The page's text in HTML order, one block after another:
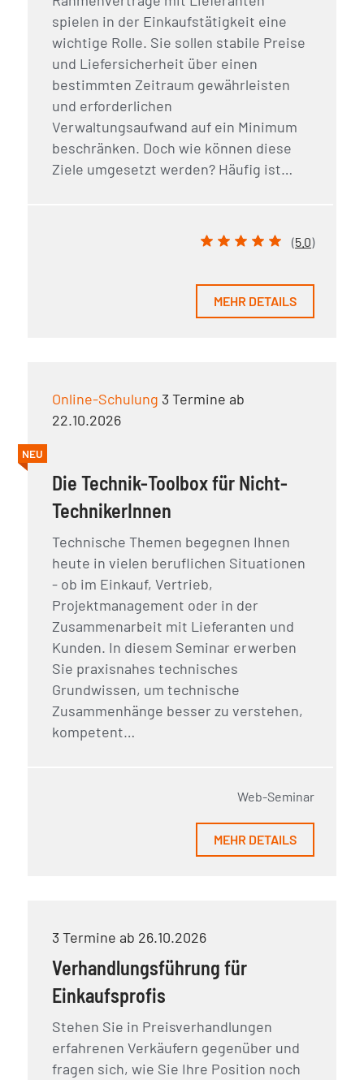
spielen in der Einkaufstätigkeit eine
wichtige Rolle. Sie sollen stabile Preise
und Liefersicherheit über einen
bestimmten Zeitraum gewährleisten
und erforderlichen
Verwaltungsaufwand auf ein Minimum
beschränken. Doch wie können diese
Ziele umgesetzt werden? Häufig ist…
(5.0)
MEHR DETAILS
Online-Schulung 3 Termine ab
22.10.2026
NEU
Die Technik-Toolbox für Nicht-
TechnikerInnen
Technische Themen begegnen Ihnen
heute in vielen beruflichen Situationen
- ob im Einkauf, Vertrieb,
Projektmanagement oder in der
Zusammenarbeit mit Lieferanten und
Kunden. In diesem Seminar erwerben
Sie praxisnahes technisches
Grundwissen, um technische
Zusammenhänge besser zu verstehen,
kompetent…
Web-Seminar
MEHR DETAILS
3 Termine ab 26.10.2026
Verhandlungsführung für
Einkaufsprofis
Stehen Sie in Preisverhandlungen
erfahrenen Verkäufern gegenüber und
fragen sich, wie Sie Ihre Position noch